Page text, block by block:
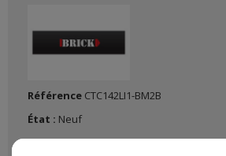
Référence CTC142LI1-BM2B
État : Neuf